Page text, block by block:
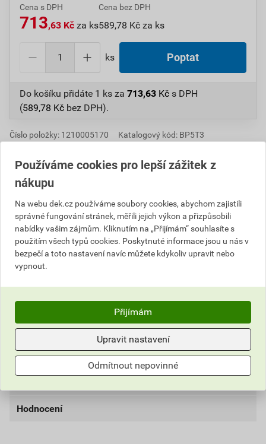
Cena s DPH
713,63 Kč za ks
Cena bez DPH
589,78 Kč za ks
ks Poptat
Do košíku přidáte 1 ks za 713,63 Kč s DPH
(589,78 Kč bez DPH).
Číslo položky: 1210005170
Katalogový kód: BP5T3
Popis
Rozdělovací hřebenáč tvaru T je druh střešní tvarovky,
která vytváří estetické a povětrnostním vlivům odolné
zakrytí spojení mezi jedním průběžným hřebenem a
druhým, který se na něj kolmo napojuje. Hřebenáč
včetně spojovacího materiálu a 1 ks příchytky
hřebenáče.
Informace o ceně
Aktuální prodejní cena po slevě 26% z ceníkové ceny
589,78 Kč
bez DPH za ks
713,63 Kč
s DPH za ks
Dokumenty 1
externí odkaz
typ
Hodnocení
Používáme cookies pro lepší zážitek z
nákupu
Na webu dek.cz používáme soubory cookies, abychom zajistili
správné fungování stránek, měřili jejich výkon a přizpůsobili
nabídky vašim zájmům. Kliknutím na „Přijímám“ souhlasíte s
použitím všech typů cookies. Poskytnuté informace jsou u nás v
bezpečí a toto nastavení navíc můžete kdykoliv upravit nebo
vypnout.
Přijímám
Upravit nastavení
Odmítnout nepovinné